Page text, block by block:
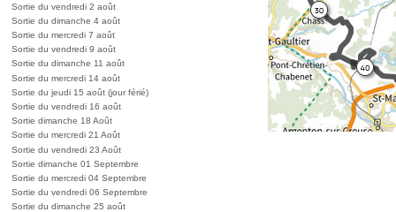
Sortie du vendredi 2 août
Sortie du dimanche 4 août
Sortie du mercredi 7 août
Sortie du vendredi 9 août
Sortie du dimanche 11 août
Sortie du mercredi 14 août
Sortie du jeudi 15 août (jour férié)
Sortie du vendredi 16 août
Sortie dimanche 18 Août
Sortie du mercredi 21 Août
Sortie du vendredi 23 Août
Sortie dimanche 01 Septembre
Sortie du mercredi 04 Septembre
Sortie du vendredi 06 Septembre
Sortie du dimanche 25 août